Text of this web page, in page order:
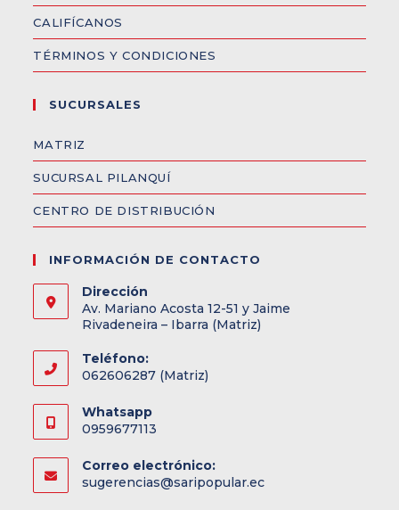
CALIFÍCANOS
TÉRMINOS Y CONDICIONES
SUCURSALES
MATRIZ
SUCURSAL PILANQUÍ
CENTRO DE DISTRIBUCIÓN
INFORMACIÓN DE CONTACTO
Dirección
Av. Mariano Acosta 12-51 y Jaime
Rivadeneira – Ibarra (Matriz)
Teléfono:
062606287 (Matriz)
Whatsapp
0959677113
Correo electrónico:
sugerencias@saripopular.ec